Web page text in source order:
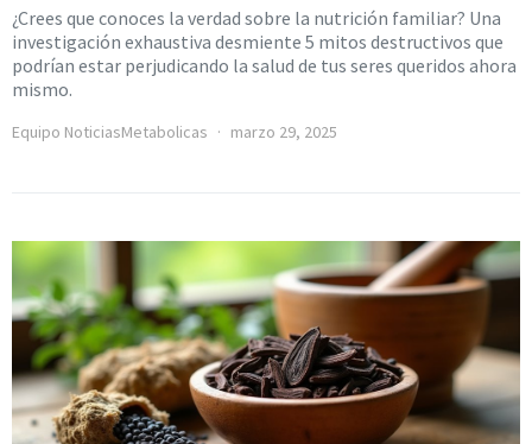
¿Crees que conoces la verdad sobre la nutrición familiar? Una
investigación exhaustiva desmiente 5 mitos destructivos que
podrían estar perjudicando la salud de tus seres queridos ahora
mismo.
Equipo NoticiasMetabolicas marzo 29, 2025